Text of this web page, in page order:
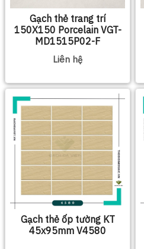
Gạch thẻ trang trí
150X150 Porcelain VGT-
MD1515P02-F
Liên hệ
Gạch thẻ ốp tường KT
45x95mm V4580